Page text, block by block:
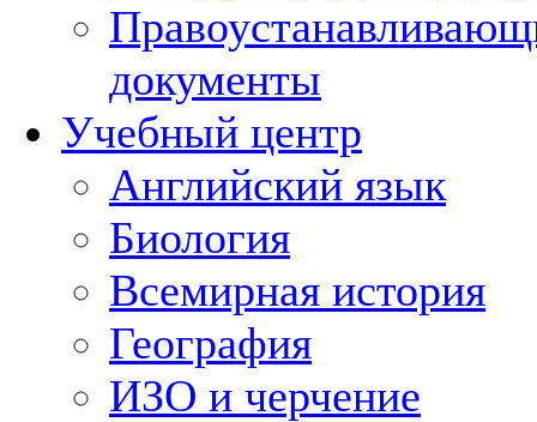
документы
Учебный центр
Английский язык
Биология
Всемирная история
География
ИЗО и черчение